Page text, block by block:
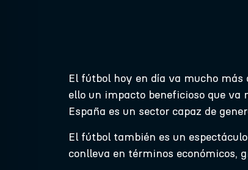
El fútbol hoy en día va mucho
ello un impacto beneficioso que va
España es un sector capaz de
El fútbol también es un
conlleva en términos económicos,